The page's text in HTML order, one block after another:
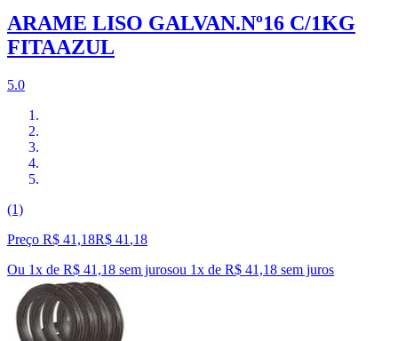
ARAME LISO GALVAN.Nº16 C/1KG
FITAAZUL
5.0
(1)
Preço R$ 41,18R$ 41 ,18
Ou 1x de R$ 41,18 sem jurosou 1x de R$ 41,18 sem juros